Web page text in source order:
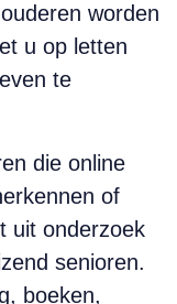
worden
u op letten
te
die online
of
uit onderzoek
senioren.
boeken,